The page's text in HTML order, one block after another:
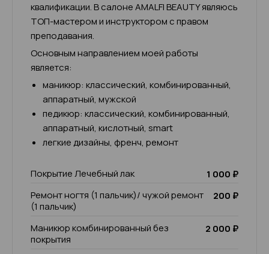
квалификации. В салоне AMALFI BEAUTY являюсь
ТОП-мастером и инструктором с правом
преподавания.
Основным направлением моей работы
является:
маникюр: классический, комбинированный,
аппаратный, мужской
педикюр: классический, комбинированный,
аппаратный, кислотный, smart
легкие дизайны, френч, ремонт
Покрытие Лечебный лак
1 000 ₽
Ремонт ногтя (1 пальчик)/ чужой ремонт
(1 пальчик)
200 ₽
Маникюр комбинированный без
покрытия
2 000 ₽